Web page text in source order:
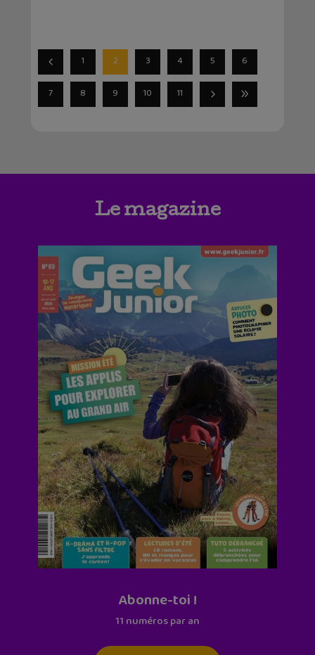
1 2 3 4 5 6
7 8 9 10 11
Le magazine
Abonne-toi !
11 numéros par an